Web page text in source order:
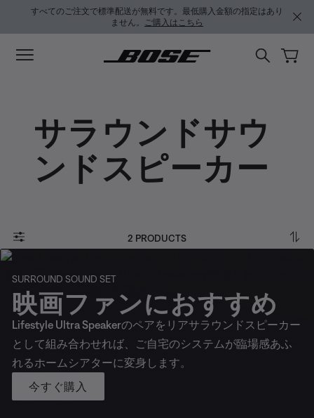
メインコンテンツに移動
サポートチャットに移動する
フッターコンテンツに移動
アクセシビリティ声明に移動する
すべてのご注文で標準配送が無料です。最低購入金額の指定はあり
ません。 ご購入はこちら
サラウンドサウ
ンドスピーカー
2 PRODUCTS
SURROUND SOUND SET
映画ファンにおすすめ
Lifestyle Ultra Speakerのペアをリアサラウンドスピーカー
として組み合わせれば、ご自宅のシステムが臨場感あふ
れるホームシアターに変身します。
今すぐ購入